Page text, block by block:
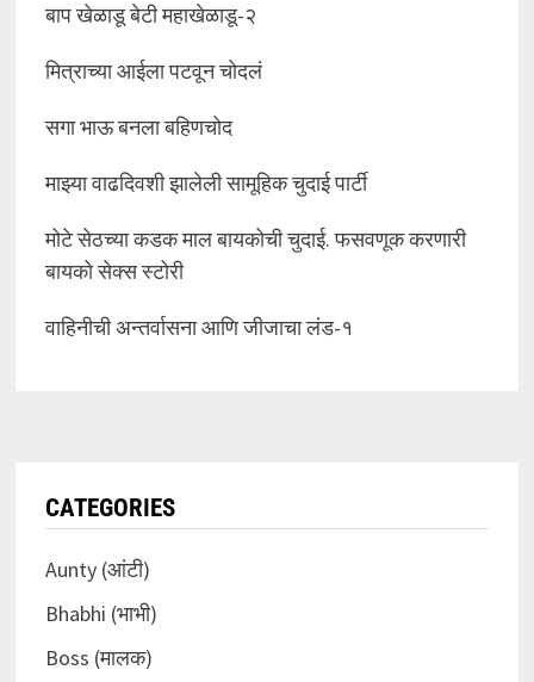
बाप खेळाडू बेटी महाखेळाडू-२
मित्राच्या आईला पटवून चोदलं
सगा भाऊ बनला बहिणचोद
माझ्या वाढदिवशी झालेली सामूहिक चुदाई पार्टी
मोटे सेठच्या कडक माल बायकोची चुदाई. फसवणूक करणारी
बायको सेक्स स्टोरी
वाहिनीची अन्तर्वासना आणि जीजाचा लंड-१
CATEGORIES
Aunty (आंटी)
Bhabhi (भाभी)
Boss (मालक)